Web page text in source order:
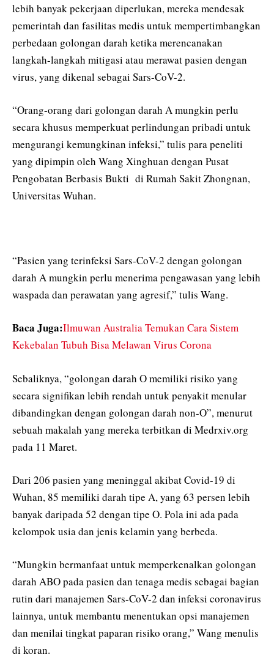
lebih banyak pekerjaan diperlukan, mereka mendesak
pemerintah dan fasilitas medis untuk mempertimbangkan
perbedaan golongan darah ketika merencanakan
langkah-langkah mitigasi atau merawat pasien dengan
virus, yang dikenal sebagai Sars-CoV-2.
“Orang-orang dari golongan darah A mungkin perlu
secara khusus memperkuat perlindungan pribadi untuk
mengurangi kemungkinan infeksi,” tulis para peneliti
yang dipimpin oleh Wang Xinghuan dengan Pusat
Pengobatan Berbasis Bukti di Rumah Sakit Zhongnan,
Universitas Wuhan.
“Pasien yang terinfeksi Sars-CoV-2 dengan golongan
darah A mungkin perlu menerima pengawasan yang lebih
waspada dan perawatan yang agresif,” tulis Wang.
Baca Juga:Ilmuwan Australia Temukan Cara Sistem
Kekebalan Tubuh Bisa Melawan Virus Corona
Sebaliknya, “golongan darah O memiliki risiko yang
secara signifikan lebih rendah untuk penyakit menular
dibandingkan dengan golongan darah non-O”, menurut
sebuah makalah yang mereka terbitkan di Medrxiv.org
pada 11 Maret.
Dari 206 pasien yang meninggal akibat Covid-19 di
Wuhan, 85 memiliki darah tipe A, yang 63 persen lebih
banyak daripada 52 dengan tipe O. Pola ini ada pada
kelompok usia dan jenis kelamin yang berbeda.
“Mungkin bermanfaat untuk memperkenalkan golongan
darah ABO pada pasien dan tenaga medis sebagai bagian
rutin dari manajemen Sars-CoV-2 dan infeksi coronavirus
lainnya, untuk membantu menentukan opsi manajemen
dan menilai tingkat paparan risiko orang,” Wang menulis
di koran.